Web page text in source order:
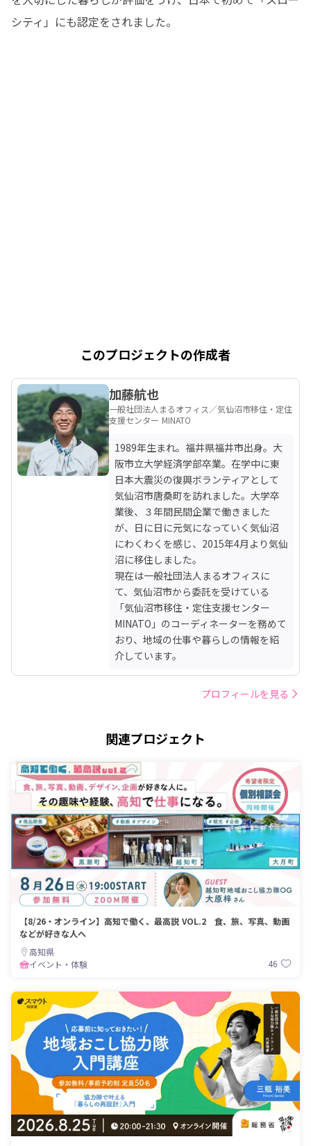
シティ」にも認定をされました。
このプロジェクトの作成者
加藤航也
一般社団法人まるオフィス／気仙沼市移住・定住
支援センター MINATO
1989年生まれ。福井県福井市出身。大
阪市立大学経済学部卒業。在学中に東
日本大震災の復興ボランティアとして
気仙沼市唐桑町を訪れました。大学卒
業後、３年間民間企業で働きました
が、日に日に元気になっていく気仙沼
にわくわくを感じ、2015年4月より気仙
沼に移住しました。
現在は一般社団法人まるオフィスに
て、気仙沼市から委託を受けている
「気仙沼市移住・定住支援センター
MINATO」のコーディネーターを務めて
おり、地域の仕事や暮らしの情報を紹
介しています。
プロフィールを見る
関連プロジェクト
【8/26・オンライン】高知で働く、最高説 VOL.2 食、旅、写真、動画
などが好きな人へ
高知県
イベント・体験
46